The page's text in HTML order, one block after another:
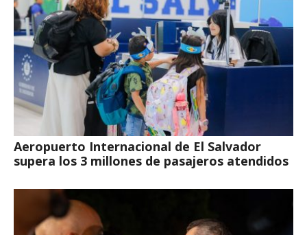
Aeropuerto Internacional de El Salvador
supera los 3 millones de pasajeros atendidos